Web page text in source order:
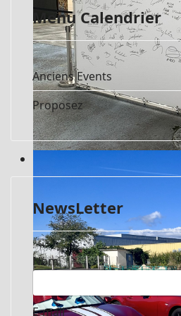
Menu Calendrier
Anciens Events
Proposez
NewsLetter
Nom
E-mail